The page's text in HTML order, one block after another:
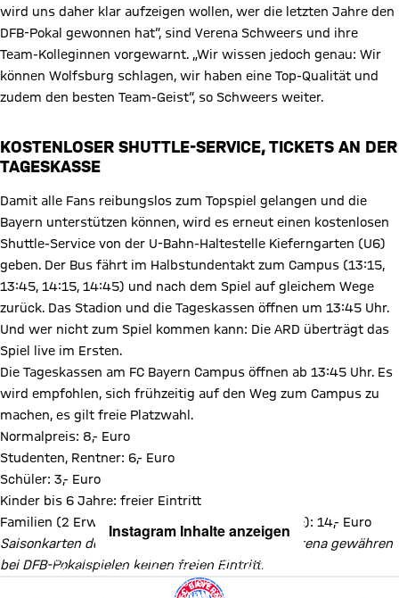
wird uns daher klar aufzeigen wollen, wer die letzten Jahre den
DFB-Pokal gewonnen hat“, sind Verena Schweers und ihre
Team-Kolleginnen vorgewarnt. „Wir wissen jedoch genau: Wir
können Wolfsburg schlagen, wir haben eine Top-Qualität und
zudem den besten Team-Geist“, so Schweers weiter.
KOSTENLOSER SHUTTLE-SERVICE, TICKETS AN DER
TAGESKASSE
Damit alle Fans reibungslos zum Topspiel gelangen und die
Bayern unterstützen können, wird es erneut einen kostenlosen
Shuttle-Service von der U-Bahn-Haltestelle Kieferngarten (U6)
geben. Der Bus fährt im Halbstundentakt zum Campus (13:15,
13:45, 14:15, 14:45) und nach dem Spiel auf gleichem Wege
zurück. Das Stadion und die Tageskassen öffnen um 13:45 Uhr.
Und wer nicht zum Spiel kommen kann: Die ARD überträgt das
Spiel live im Ersten.
Die Tageskassen am FC Bayern Campus öffnen ab 13:45 Uhr. Es
wird empfohlen, sich frühzeitig auf den Weg zum Campus zu
machen, es gilt freie Platzwahl.
Normalpreis: 8,- Euro
Studenten, Rentner: 6,- Euro
Schüler: 3,- Euro
Kinder bis 6 Jahre: freier Eintritt
Familien (2 Erwachsene plus Kinder bis 14 Jahre): 14,- Euro
Saisonkarten der FCB-Frauen sowie der Allianz Arena gewähren
bei DFB-Pokalspielen keinen freien Eintritt.
Instagram Inhalte anzeigen
Mit Klick auf den Button ermöglichen Sie es diesem sozialen
Netzwerk, Ihre Daten (z. B. IP-Adresse) mit Hilfe von Cookies zu
verarbeiten. Vorher kann das soziale Netzwerk keine Daten über Sie
erheben, um Ihnen die Inhalte anzuzeigen. Diese Einstellung wird für